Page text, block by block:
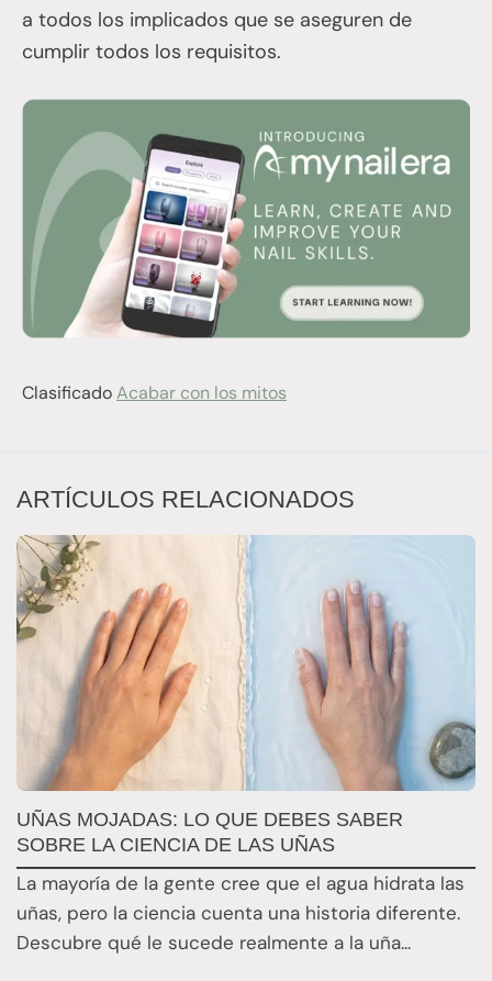
a todos los implicados que se aseguren de
cumplir todos los requisitos.
ClasificadoAcabar con los mitos
ARTÍCULOS RELACIONADOS
UÑAS MOJADAS: LO QUE DEBES SABER
SOBRE LA CIENCIA DE LAS UÑAS
La mayoría de la gente cree que el agua hidrata las
uñas, pero la ciencia cuenta una historia diferente.
Descubre qué le sucede realmente a la uña...